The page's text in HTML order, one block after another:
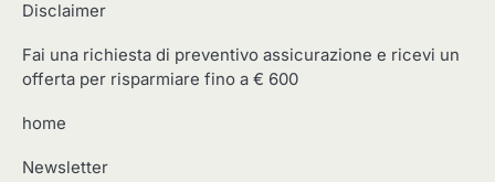
Disclaimer
Fai una richiesta di preventivo assicurazione e ricevi un
offerta per risparmiare fino a € 600
home
Newsletter